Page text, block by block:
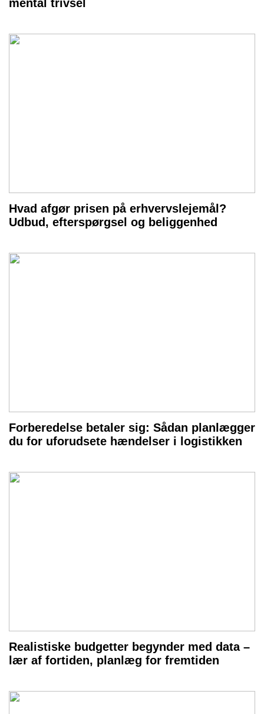
mental trivsel
Hvad afgør prisen på erhvervslejemål?
Udbud, efterspørgsel og beliggenhed
Forberedelse betaler sig: Sådan planlægger
du for uforudsete hændelser i logistikken
Realistiske budgetter begynder med data –
lær af fortiden, planlæg for fremtiden